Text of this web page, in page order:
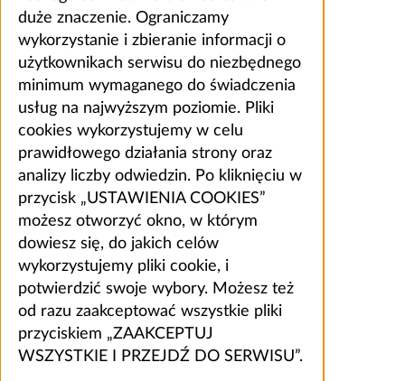
duże znaczenie. Ograniczamy
wykorzystanie i zbieranie informacji o
użytkownikach serwisu do niezbędnego
minimum wymaganego do świadczenia
usług na najwyższym poziomie. Pliki
cookies wykorzystujemy w celu
prawidłowego działania strony oraz
analizy liczby odwiedzin. Po kliknięciu w
przycisk „USTAWIENIA COOKIES”
możesz otworzyć okno, w którym
dowiesz się, do jakich celów
wykorzystujemy pliki cookie, i
potwierdzić swoje wybory. Możesz też
od razu zaakceptować wszystkie pliki
przyciskiem „ZAAKCEPTUJ
WSZYSTKIE I PRZEJDŹ DO SERWISU”.